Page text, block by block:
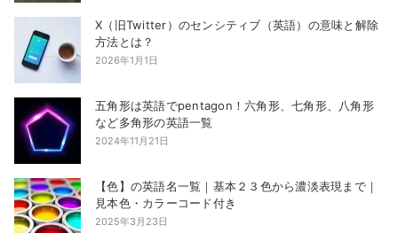
X（旧Twitter）のセンシティブ（英語）の意味と解除
方法とは？
2026年1月1日
五角形は英語でpentagon！六角形、七角形、八角形
など多角形の英語一覧
2024年11月21日
【色】の英語名一覧｜基本２３色から濃淡表現まで｜
見本色・カラーコード付き
2025年3月23日